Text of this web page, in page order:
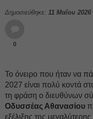
Δημοσιεύθηκε: 11 Μαΐου 2026
0
Το όνειρο που ήταν να
2027 είναι πολύ κοντά
τη φράση ο διευθύνων
Οδυσσέας Αθανασίου
εξέλιξης της